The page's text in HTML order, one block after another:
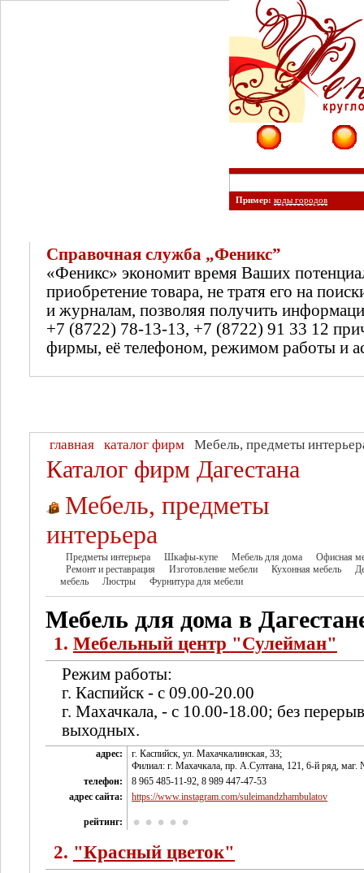
Пример: коды городов
Справочная служба „Феникс”
«Феникс» экономит время Ваших
приобретение товара, не тратя его на
и журналам, позволяя получить
+7 (8722) 78-13-13, +7 (8722) 91 33 12
фирмы, её телефоном, режимом работы и
главная каталог фирм Мебель, предметы
Каталог фирм Дагестана
Мебель, предметы
интерьера
Предметы интерьера Шкафы-купе Мебель для дома
Офисная
Ремонт и реставрация
Изготовление мебели Кухонная мебель
мебель
Люстры Фурнитура для мебели
Мебель для дома в
1. Мебельный центр "Сулейман"
Режим работы:
г. Каспийск - с 09.00-20.00
г. Махачкала, - с 10.00-18.00; без
выходных.
адрес:
г. Каспийск, ул. Махачкалинская, 33;
Филиал: г. Махачкала, пр. А.Султана, 121, 6-й ряд, маг.
телефон:
8 965 485-11-92, 8 989 447-47-53
адрес сайта:
https://www.instagram.com/suleimandzhambulatov
рейтинг:
2. "Красный цветок"